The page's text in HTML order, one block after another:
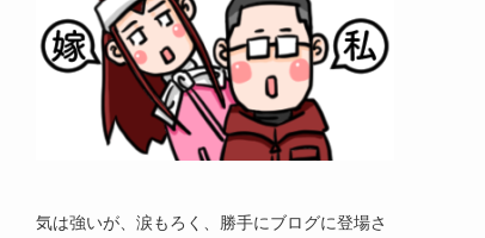
気は強いが、涙もろく、勝手にブログに登場さ